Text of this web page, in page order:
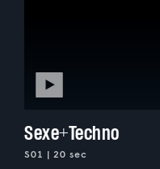
Sexe+Techno
S01 | 20 sec